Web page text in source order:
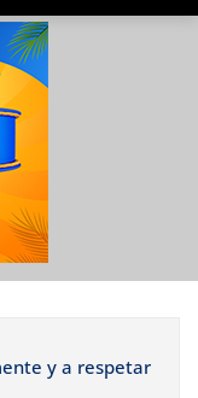
y a respetar